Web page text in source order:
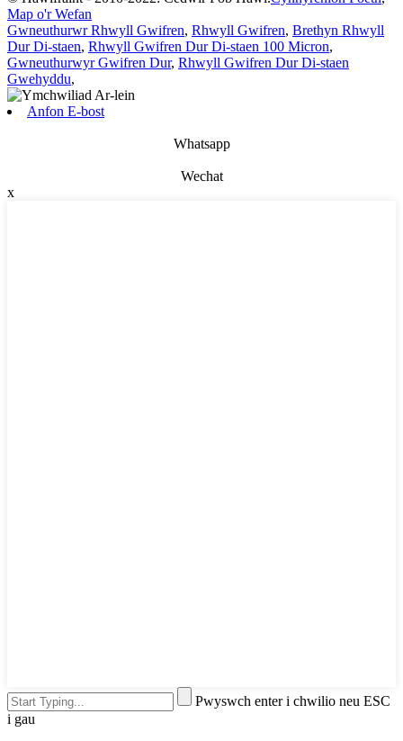
Map o'r Wefan
Gwneuthurwr Rhwyll Gwifren, Rhwyll Gwifren, Brethyn Rhwyll
Dur Di-staen, Rhwyll Gwifren Dur Di-staen 100 Micron,
Gwneuthurwyr Gwifren Dur, Rhwyll Gwifren Dur Di-staen
Gwehyddu,
Anfon E-bost
Whatsapp
Wechat
x
Pwyswch enter i chwilio neu ESC
i gau